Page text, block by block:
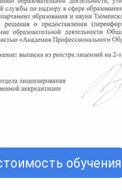
обучения